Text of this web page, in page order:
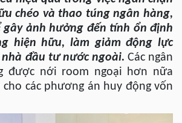
chéo và thao túng ngân hàng,
gây ảnh hưởng đến tính ổn định
hiện hữu, làm giảm động lực
đầu tư nước ngoài. Các ngân
được nới room ngoại hơn nữa
các phương án huy động vốn